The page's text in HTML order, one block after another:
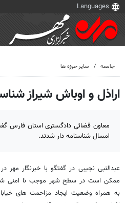
جامعه سایر حوزه ها
اراذل و اوباش شیراز
معاون قضائی دادگستری استان فارس
امسال شناسنامه دار شدند.
عبدالنبی نجیبی در گفتگو با خبرنگار
ممکن است در سطح شهر موجب نا امنی
به همراه وضعیت ایجاد مزاحمت های